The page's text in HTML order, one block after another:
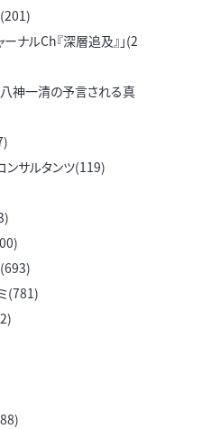
(201)
ーナルCh『深層追及』」(2
神一清の予言される真
ンサルタンツ(119)
(781)